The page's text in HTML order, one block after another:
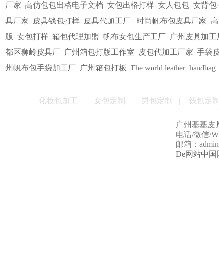
厂家 高仿包包出格电子文档 女包出格打样 女人包包 女背包
具厂家
皮具钱包打样 皮具代加工厂 时尚帆布包皮具厂家
版 女包打样 箱包代理加盟 帆布女包生产工厂 广州皮具加工
都区狮岭皮具厂 广州箱包打版工作室 皮包代加工厂家 手袋
州帆布包手袋加工厂 广州箱包打板 The world leather handbag
化妆包加工 | 女包定制 | 男包定制 | 钱包定
广州基基皮
电话/微信/
邮箱：
De网站中国